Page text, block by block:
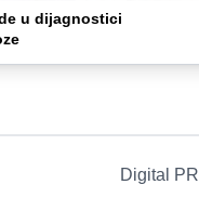
u dijagnostici
Digital PR